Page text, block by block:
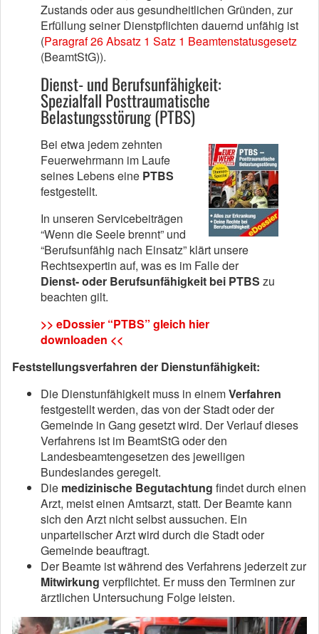
Zustands oder aus gesundheitlichen Gründen, zur
Erfüllung seiner Dienstpflichten dauernd unfähig ist
(Paragraf 26 Absatz 1 Satz 1 Beamtenstatusgesetz
(BeamtStG)).
Dienst- und Berufsunfähigkeit:
Spezialfall Posttraumatische
Belastungsstörung (PTBS)
Bei etwa jedem zehnten
Feuerwehrmann im Laufe
seines Lebens eine PTBS
festgestellt.
In unseren Servicebeiträgen
“Wenn die Seele brennt” und
“Berufsunfähig nach Einsatz” klärt unsere
Rechtsexpertin auf, was es im Falle der
Dienst- oder Berufsunfähigkeit bei PTBS zu
beachten gilt.
>> eDossier “PTBS” gleich hier
downloaden <<
Feststellungsverfahren der Dienstunfähigkeit:
Die Dienstunfähigkeit muss in einemVerfahren
festgestellt werden, das von der Stadt oder der
Gemeinde in Gang gesetzt wird. Der Verlauf dieses
Verfahrens ist im BeamtStG oder den
Landesbeamtengesetzen des jeweiligen
Bundeslandes geregelt.
Die medizinische Begutachtung findet durch einen
Arzt, meist einen Amtsarzt, statt. Der Beamte kann
sich den Arzt nicht selbst aussuchen. Ein
unparteiischer Arzt wird durch die Stadt oder
Gemeinde beauftragt.
Der Beamte ist während des Verfahrens jederzeit zur
Mitwirkung verpflichtet. Er muss den Terminen zur
ärztlichen Untersuchung Folge leisten.